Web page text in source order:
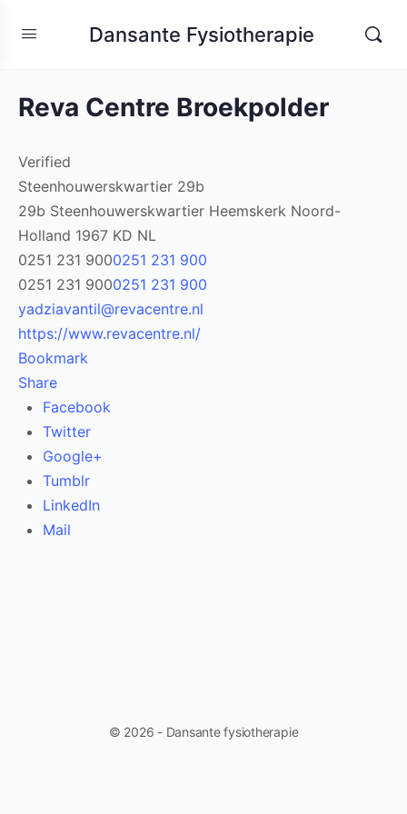
Dansante Fysiotherapie
Reva Centre Broekpolder
Verified
Steenhouwerskwartier 29b
29b Steenhouwerskwartier Heemskerk Noord-
Holland 1967 KD NL
0251 231 9000251 231 900
0251 231 9000251 231 900
yadziavantil@revacentre.nl
https://www.revacentre.nl/
Bookmark
Share
Facebook
Twitter
Google+
Tumblr
LinkedIn
Mail
© 2026 - Dansante fysiotherapie